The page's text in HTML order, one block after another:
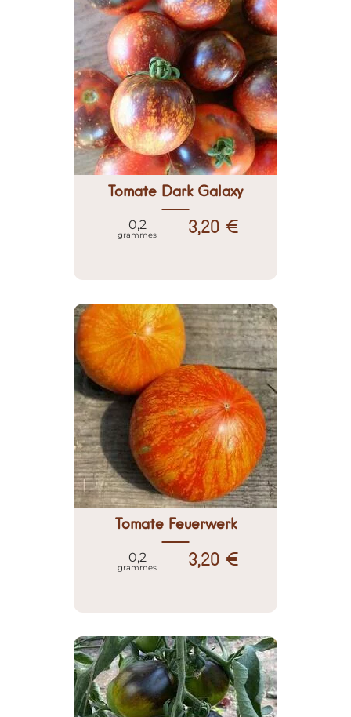
Tomate Dark Galaxy
0,2
grammes 3,20 €
Tomate Feuerwerk
0,2
grammes 3,20 €